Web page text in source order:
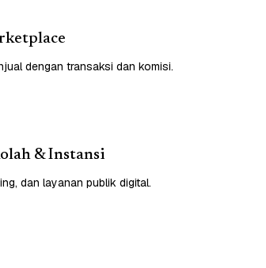
dengan transaksi dan komisi.
& Instansi
dan layanan publik digital.